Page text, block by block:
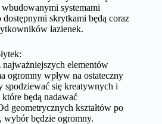
systemami
skrytkami będą coraz
łazienek.
najważniejszych elementów
ogromny wpływ na ostateczny
spodziewać się kreatywnych i
będą nadawać
geometrycznych kształtów po
wybór będzie ogromny.